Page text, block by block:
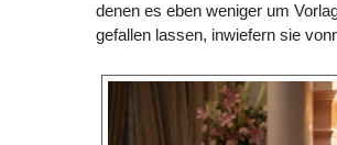
denen es eben weniger um
gefallen lassen, inwiefern sie